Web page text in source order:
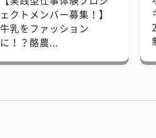
ェクトメンバー募集！】
牛乳をファッション
に！？酪農...